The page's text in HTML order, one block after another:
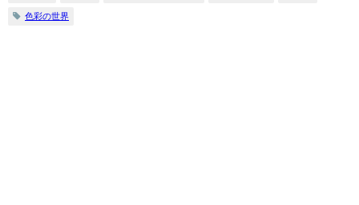
色彩の世界